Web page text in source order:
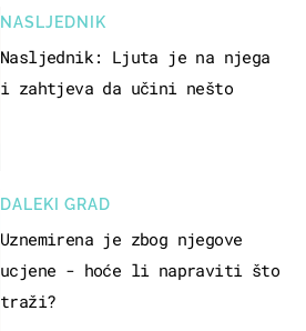
NASLJEDNIK
Nasljednik: Ljuta je na njega
i zahtjeva da učini nešto
DALEKI GRAD
Uznemirena je zbog njegove
ucjene - hoće li napraviti što
traži?